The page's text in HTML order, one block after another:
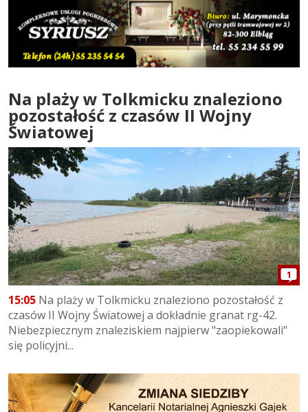
Na plaży w Tolkmicku znaleziono
pozostałość z czasów II Wojny
Światowej
1
15:05 Na plaży w Tolkmicku znaleziono pozostałość z
czasów II Wojny Światowej a dokładnie granat rg-42.
Niebezpiecznym znaleziskiem najpierw "zaopiekowali"
się policyjni...